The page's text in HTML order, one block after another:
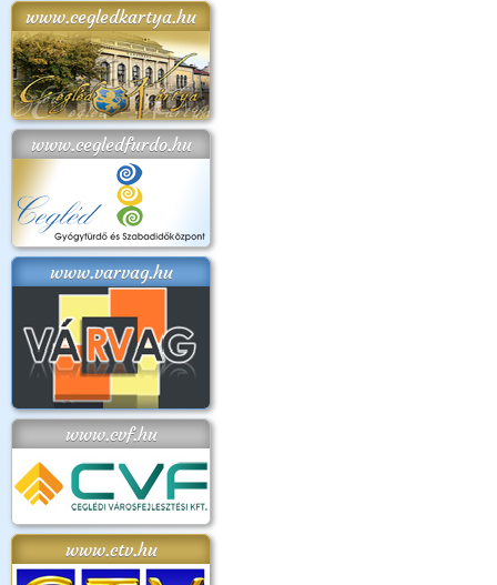
www.cegledkartya.hu
www.cegledfurdo.hu
www.varvag.hu
www.cvf.hu
www.ctv.hu